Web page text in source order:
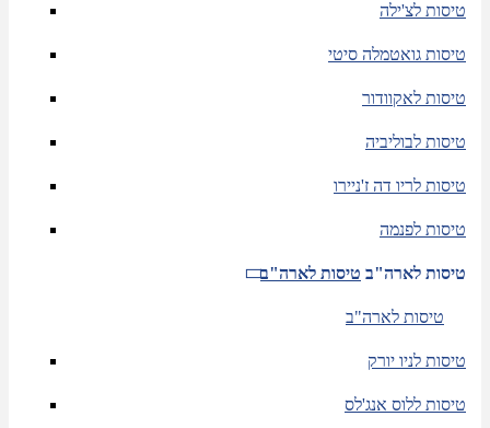
טיסות לצ'ילה
טיסות גואטמלה סיטי
טיסות לאקוודור
טיסות לבוליביה
טיסות לריו דה ז'ניירו
טיסות לפנמה
טיסות לארה"ב טיסות לארה"ב
טיסות לארה"ב
טיסות לניו יורק
טיסות ללוס אנג'לס